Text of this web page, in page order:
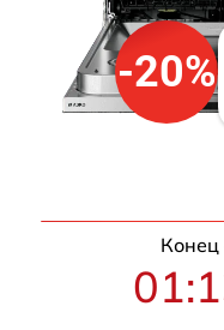
-20%
Конец